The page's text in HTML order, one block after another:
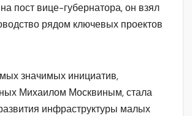
пост вице-губернатора, он взял
рядом ключевых проектов
значимых инициатив,
Михаилом Москвиным, стала
инфраструктуры малых